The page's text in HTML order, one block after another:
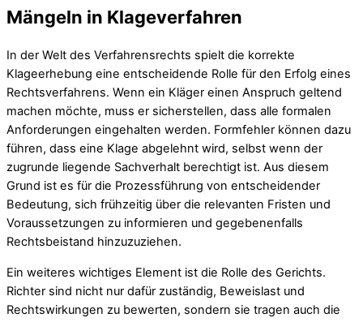
Mängeln in Klageverfahren
In der Welt des Verfahrensrechts spielt die korrekte
Klageerhebung eine entscheidende Rolle für den Erfolg eines
Rechtsverfahrens. Wenn ein Kläger einen Anspruch geltend
machen möchte, muss er sicherstellen, dass alle formalen
Anforderungen eingehalten werden. Formfehler können dazu
führen, dass eine Klage abgelehnt wird, selbst wenn der
zugrunde liegende Sachverhalt berechtigt ist. Aus diesem
Grund ist es für die Prozessführung von entscheidender
Bedeutung, sich frühzeitig über die relevanten Fristen und
Voraussetzungen zu informieren und gegebenenfalls
Rechtsbeistand hinzuzuziehen.
Ein weiteres wichtiges Element ist die Rolle des Gerichts.
Richter sind nicht nur dafür zuständig, Beweislast und
Rechtswirkungen zu bewerten, sondern sie tragen auch die